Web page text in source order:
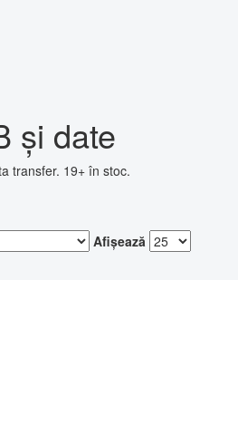
și date
transfer. 19+ în stoc.
Afișează